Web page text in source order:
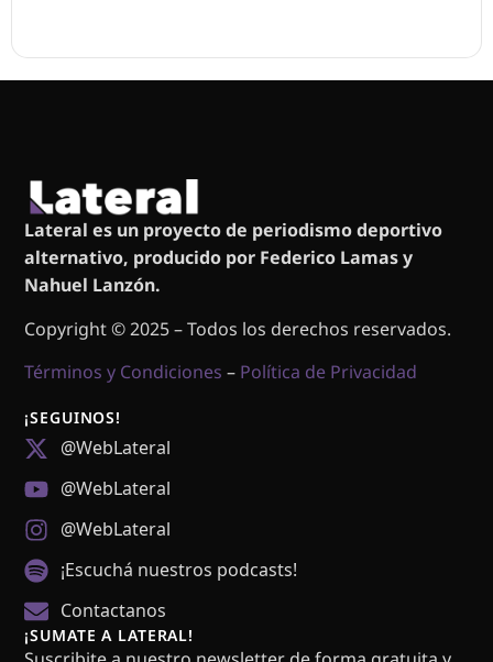
Lateral es un proyecto de periodismo deportivo
alternativo, producido por Federico Lamas y
Nahuel Lanzón.
Copyright © 2025 – Todos los derechos reservados.
Términos y Condiciones – Política de Privacidad
¡SEGUINOS!
@WebLateral
@WebLateral
@WebLateral
¡Escuchá nuestros podcasts!
Contactanos
¡SUMATE A LATERAL!